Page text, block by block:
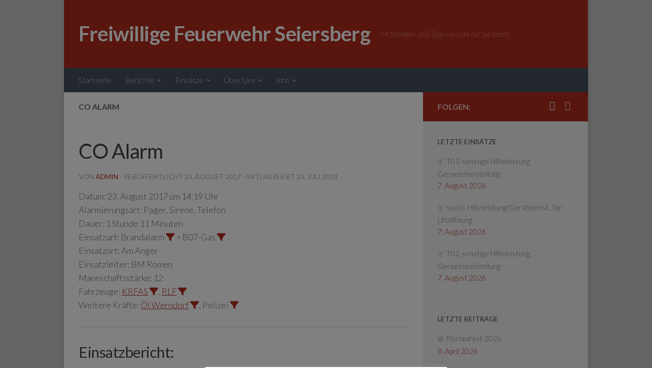
Freiwillige Feuerwehr Seiersberg 24 Stunden 365 Tage im Jahr für Sie bereit
Startseite Berichte Einsätze Über Uns Info
CO ALARM
CO Alarm
VON ADMIN · VERÖFFENTLICHT 23. AUGUST 2017 · AKTUALISIERT 23. JULI 2018
Datum: 23. August 2017 um 14:19 Uhr
Alarmierungsart: Pager, Sirene, Telefon
Dauer: 1 Stunde 11 Minuten
Einsatzart: Brandalarm
> B07-Gas
Einsatzort: Am Anger
Einsatzleiter: BM Romen
Mannschaftsstärke: 12
Fahrzeuge: KRFAS , RLF
Weitere Kräfte: Öl Werndorf , Polizei
Einsatzbericht:
FOLGEN:
LETZTE EINSÄTZE
T01-sonstige Hilfeleistung,
Geraetebeistellung
7. August 2026
sonst. Hilfeleistung/Gerätebeist.,Tür-
Liftöffnung
7. August 2026
T01-sonstige Hilfeleistung,
Geraetebeistellung
7. August 2026
LETZTE BEITRÄGE
Florianifest 2026
8. April 2026